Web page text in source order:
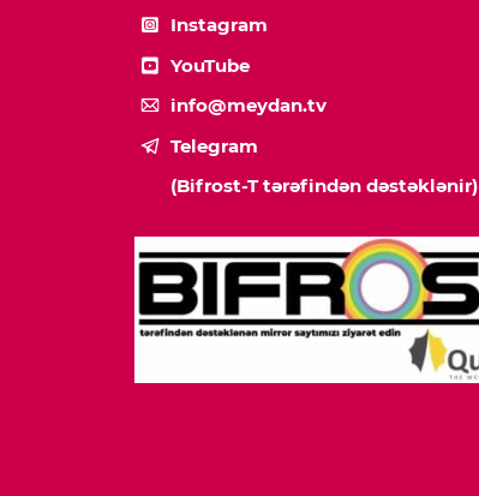
Instagram
YouTube
info@meydan.tv
Telegram
(Bifrost-T tərəfindən dəstəklənir)